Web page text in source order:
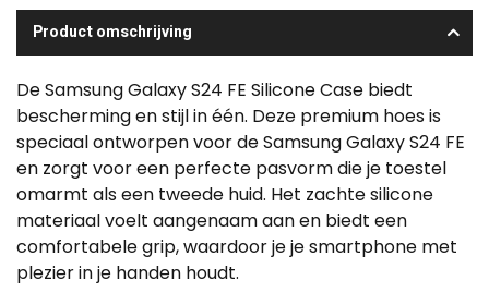
Product omschrijving
De Samsung Galaxy S24 FE Silicone Case biedt
bescherming en stijl in één. Deze premium hoes is
speciaal ontworpen voor de Samsung Galaxy S24 FE
en zorgt voor een perfecte pasvorm die je toestel
omarmt als een tweede huid. Het zachte silicone
materiaal voelt aangenaam aan en biedt een
comfortabele grip, waardoor je je smartphone met
plezier in je handen houdt.